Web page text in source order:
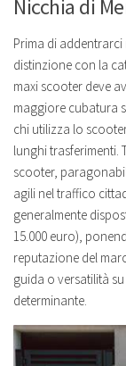
Nicchia di
Prima di
distinzione con la
maxi scooter deve
maggiore cubatura
chi utilizza lo
lunghi trasferimenti.
scooter,
agili nel traffico
generalmente
15.000 euro),
reputazione del
guida o versatilità
determinante.